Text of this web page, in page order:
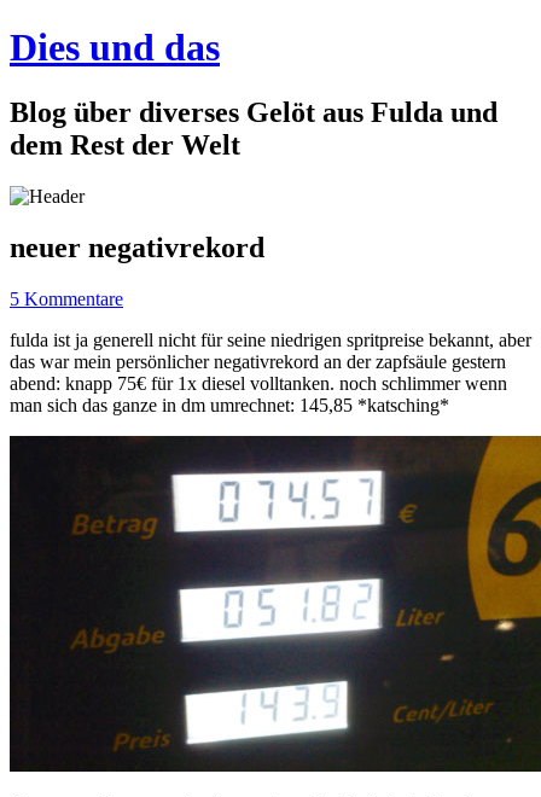
Dies und das
Blog über diverses Gelöt aus Fulda und
dem Rest der Welt
neuer negativrekord
5 Kommentare
fulda ist ja generell nicht für seine niedrigen spritpreise bekannt, aber
das war mein persönlicher negativrekord an der zapfsäule gestern
abend: knapp 75€ für 1x diesel volltanken. noch schlimmer wenn
man sich das ganze in dm umrechnet: 145,85 *katsching*